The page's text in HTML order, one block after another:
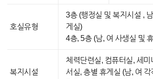
호실유형
3층 (행정실 및 복지시설 ,
게실)
4층, 5층 (남, 여 사생실 및
복지시설
체력단련실, 컴퓨터실, 세
서실, 층별 휴게실 (남, 여 각